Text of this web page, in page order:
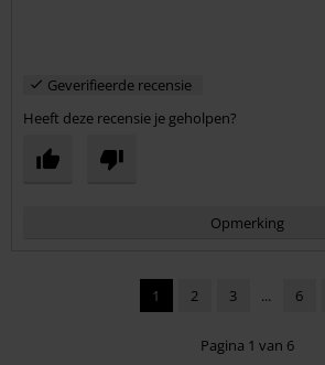
Geverifieerde recensie
Heeft deze recensie je geholpen?
Opmerking
1 2 3 ... 6
Pagina 1 van 6